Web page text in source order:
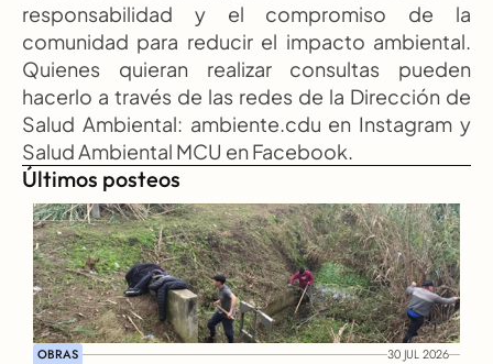
responsabilidad y el compromiso de la
comunidad para reducir el impacto ambiental.
Quienes quieran realizar consultas pueden
hacerlo a través de las redes de la Dirección de
Salud Ambiental: ambiente.cdu en Instagram y
Salud Ambiental MCU en Facebook.
Últimos posteos
OBRAS 30 JUL 2026